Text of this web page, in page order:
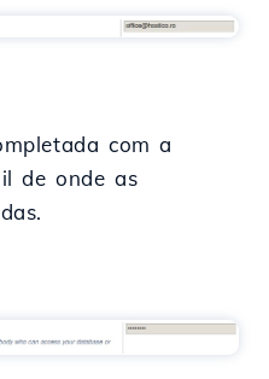
com a
de onde as